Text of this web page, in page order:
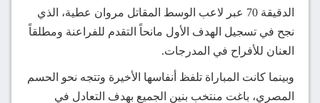
الدقيقة 70 عبر لاعب الوسط المقاتل مروان عطية، الذي
نجح في تسجيل الهدف الأول مانحاً التقدم للفراعنة ومطلقاً
العنان للأفراح في المدرجات.
وبينما كانت المباراة تلفظ أنفاسها الأخيرة وتتجه نحو الحسم
المصري، باغت منتخب بنين الجميع بهدف التعادل في